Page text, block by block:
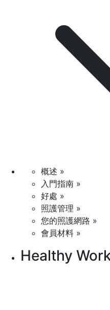
概述 »
入門指南 »
好處 »
照護管理 »
您的照護網路 »
會員材料 »
Healthy